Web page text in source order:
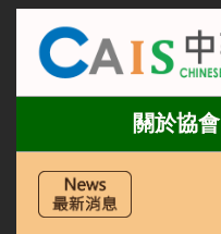
關於協會